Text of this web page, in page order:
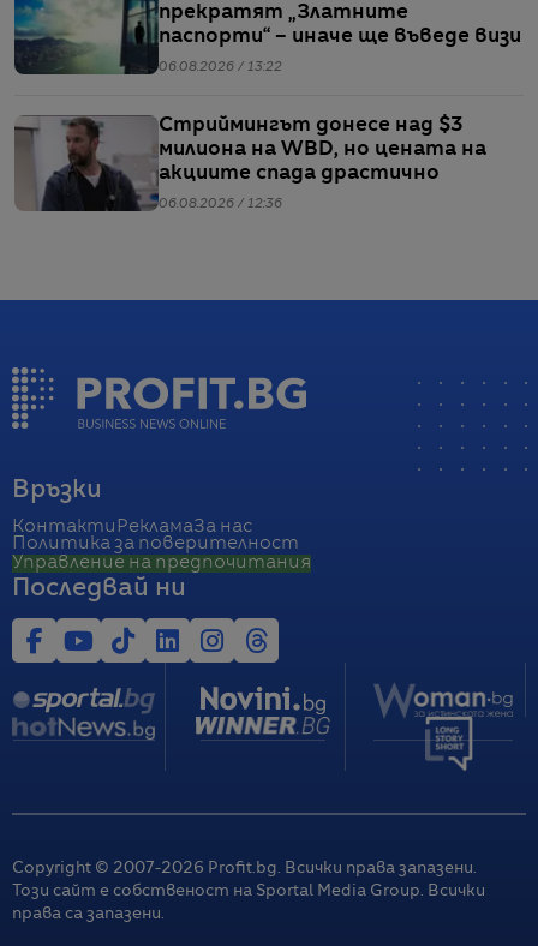
прекратят „Златните
паспорти“ – иначе ще въведе визи
06.08.2026 / 13:22
Стриймингът донесе над $3
милиона на WBD, но цената на
акциите спада драстично
06.08.2026 / 12:36
Връзки
Контакти РекламаЗа нас
Политика за поверителност
Управление на предпочитания
Последвай ни
Copyright © 2007-2026 Profit.bg. Всички права запазени.
Този сайт е собственост на Sportal Media Group. Всички
права са запазени.